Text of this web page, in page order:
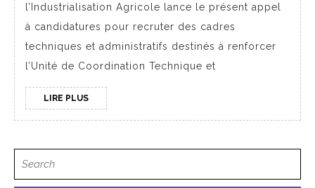
l’Industrialisation Agricole lance le présent appel
à candidatures pour recruter des cadres
techniques et administratifs destinés à renforcer
l’Unité de Coordination Technique et
LIRE PLUS